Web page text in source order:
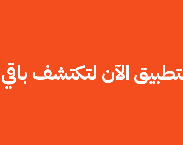
الآن لتكتشف باقي